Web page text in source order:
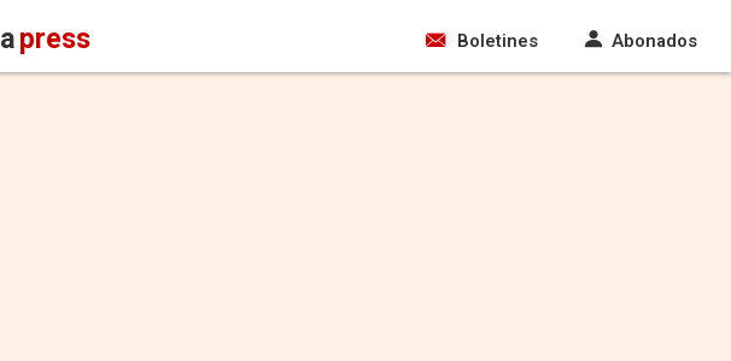
press Boletines Abonados